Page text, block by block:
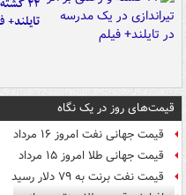
تایلند+
قیمت‌های روز در یک نگاه
قیمت جهانی نفت امروز ۱۶ مرداد
قیمت جهانی طلا امروز ۱۵ مرداد
قیمت نفت برنت به ۷۹ دلار رسید